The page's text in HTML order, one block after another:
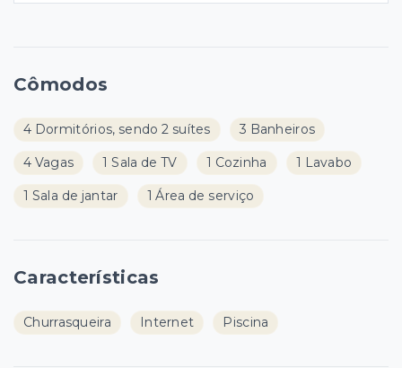
Cômodos
4 Dormitórios, sendo 2 suítes 3 Banheiros
4 Vagas 1 Sala de TV 1 Cozinha 1 Lavabo
1 Sala de jantar 1 Área de serviço
Características
Churrasqueira Internet Piscina